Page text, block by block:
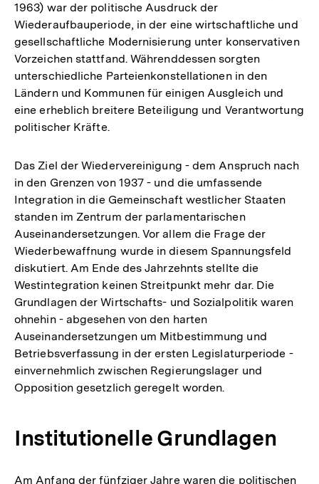
1963) war der politische Ausdruck der
Wiederaufbauperiode, in der eine wirtschaftliche und
gesellschaftliche Modernisierung unter konservativen
Vorzeichen stattfand. Währenddessen sorgten
unterschiedliche Parteienkonstellationen in den
Ländern und Kommunen für einigen Ausgleich und
eine erheblich breitere Beteiligung und Verantwortung
politischer Kräfte.
Das Ziel der Wiedervereinigung - dem Anspruch nach
in den Grenzen von 1937 - und die umfassende
Integration in die Gemeinschaft westlicher Staaten
standen im Zentrum der parlamentarischen
Auseinandersetzungen. Vor allem die Frage der
Wiederbewaffnung wurde in diesem Spannungsfeld
diskutiert. Am Ende des Jahrzehnts stellte die
Westintegration keinen Streitpunkt mehr dar. Die
Grundlagen der Wirtschafts- und Sozialpolitik waren
ohnehin - abgesehen von den harten
Auseinandersetzungen um Mitbestimmung und
Betriebsverfassung in der ersten Legislaturperiode -
einvernehmlich zwischen Regierungslager und
Opposition gesetzlich geregelt worden.
Institutionelle Grundlagen
Am Anfang der fünfziger Jahre waren die politischen